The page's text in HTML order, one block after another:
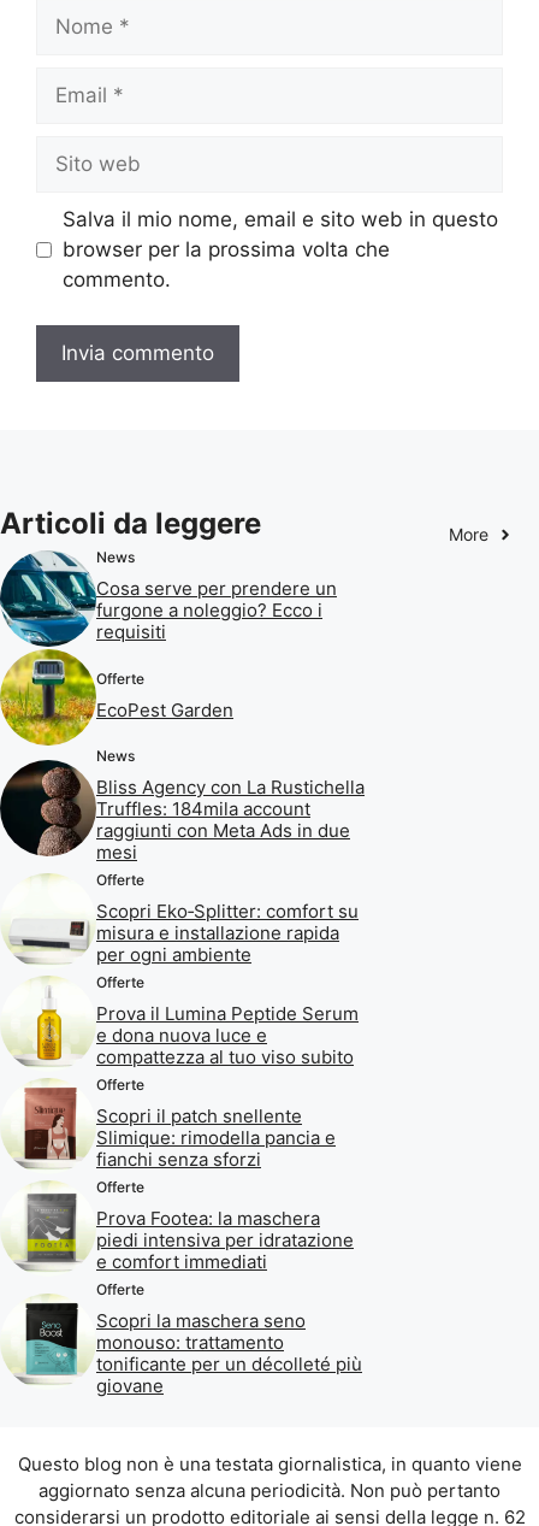
web
Salva il mio nome, email e sito web in questo
browser per la prossima volta che
commento.
Articoli da leggere More
News
Cosa serve per prendere un
furgone a noleggio? Ecco i
requisiti
Offerte
EcoPest Garden
News
Bliss Agency con La Rustichella
Truffles: 184mila account
raggiunti con Meta Ads in due
mesi
Offerte
Scopri Eko‑Splitter: comfort su
misura e installazione rapida
per ogni ambiente
Offerte
Prova il Lumina Peptide Serum
e dona nuova luce e
compattezza al tuo viso subito
Offerte
Scopri il patch snellente
Slimique: rimodella pancia e
fianchi senza sforzi
Offerte
Prova Footea: la maschera
piedi intensiva per idratazione
e comfort immediati
Offerte
Scopri la maschera seno
monouso: trattamento
tonificante per un décolleté più
giovane
Questo blog non è una testata giornalistica, in quanto viene
aggiornato senza alcuna periodicità. Non può pertanto
considerarsi un prodotto editoriale ai sensi della legge n. 62